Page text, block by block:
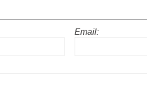
Email: